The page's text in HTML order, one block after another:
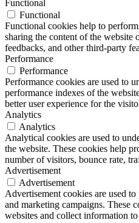
Functional
Functional
Functional cookies help to
sharing the content of the website
feedbacks, and other third-party
Performance
Performance
Performance cookies are used to
performance indexes of the
better user experience for the
Analytics
Analytics
Analytical cookies are used to
the website. These cookies help
number of visitors, bounce rate,
Advertisement
Advertisement
Advertisement cookies are used
and marketing campaigns. These
websites and collect information